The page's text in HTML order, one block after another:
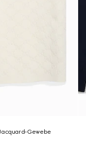
Gewebe